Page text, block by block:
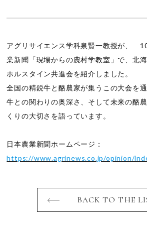
アグリサイエンス学科泉賢一教授が、
業新聞「現場からの農村学教室」で、北
ホルスタイン共進会を紹介しました。
全国の精鋭牛と酪農家が集うこの大会を
牛との関わりの奥深さ、そして未来の酪
くりの大切さを語っています。
日本農業新聞ホームページ：
https://www.agrinews.co.jp/opinion/
BACK TO THE